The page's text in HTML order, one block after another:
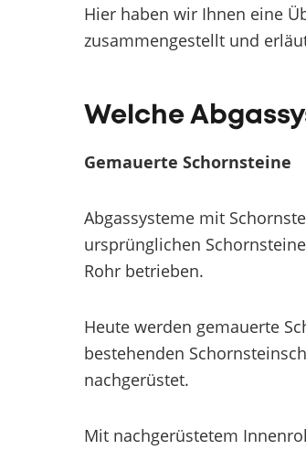
Hier haben wir Ihnen eine
zusammengestellt und
Welche
Gemauerte Schornsteine
Abgassysteme mit
ursprünglichen
Rohr betrieben.
Heute werden gemauerte
bestehenden
nachgerüstet.
Mit nachgerüstetem